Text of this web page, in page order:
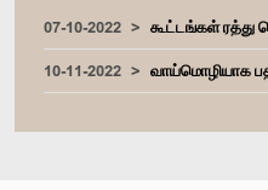
07-10-2022
கூட்டங்கள் ரத்து
10-11-2022
வாய்மொழியாக